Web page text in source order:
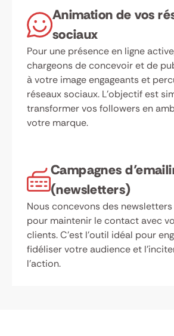
Animation de vos
sociaux
Pour une présence en ligne
chargeons de concevoir et de
à votre image engageants et
réseaux sociaux. L’objectif est
transformer vos followers en
votre marque.
Campagnes
(newsletters)
Nous concevons des
pour maintenir le contact avec
clients. C’est l’outil idéal pour
fidéliser votre audience et
l’action.